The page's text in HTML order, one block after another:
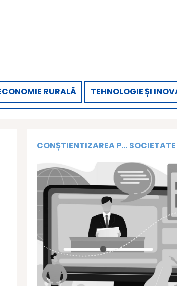
RURALĂ TEHNOLOGIE ȘI
CONȘTIENTIZAREA P...